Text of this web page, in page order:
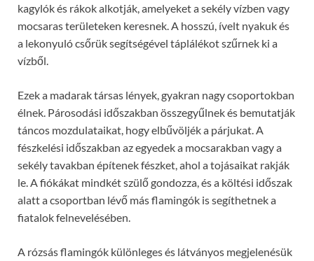
kagylók és rákok alkotják, amelyeket a sekély vízben vagy
mocsaras területeken keresnek. A hosszú, ívelt nyakuk és
a lekonyuló csőrük segítségével táplálékot szűrnek ki a
vízből.
Ezek a madarak társas lények, gyakran nagy csoportokban
élnek. Párosodási időszakban összegyűlnek és bemutatják
táncos mozdulataikat, hogy elbűvöljék a párjukat. A
fészkelési időszakban az egyedek a mocsarakban vagy a
sekély tavakban építenek fészket, ahol a tojásaikat rakják
le. A fiókákat mindkét szülő gondozza, és a költési időszak
alatt a csoportban lévő más flamingók is segíthetnek a
fiatalok felnevelésében.
A rózsás flamingók különleges és látványos megjelenésük